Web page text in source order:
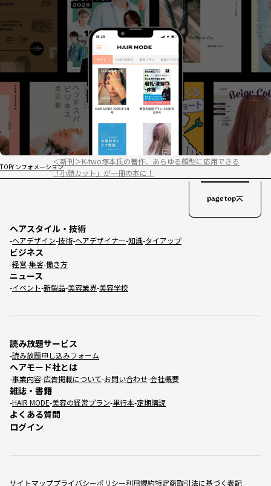
TOPインフォメーション
＜新刊＞K-two塚本氏の著作、あらゆる顔型に応用できる
「小顔カット」が一冊の本に！
サイトマッププライバシーポリシー利用規約特定商取引法に基づく表記
ヘアスタイル・技術
ヘアデザイン 技術 ヘアデザイナー 知識 タイアップ
ビジネス
経営 集客 働き方
ニュース
イベント 新製品 美容業界 美容学校
読み放題サービス
読み放題申し込みフォーム
ヘアモード社とは
事業内容 広告掲載について お問い合わせ 会社概要
雑誌・書籍
HAIR MODE 美容の経営プラン 単行本 定期購読
よくある質問
ログイン
page top